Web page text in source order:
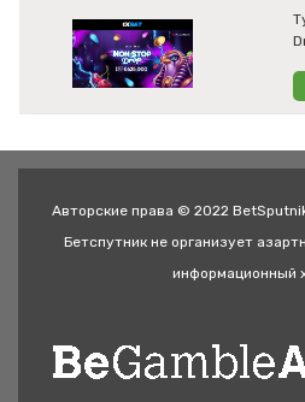
Авторские права © 2022
Бетспутник не организует
информационный